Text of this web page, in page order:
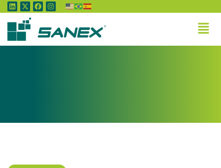
Home » Agronegócio
Exportação de milho continua em alta e soma US$ 1,1
bi em setembro